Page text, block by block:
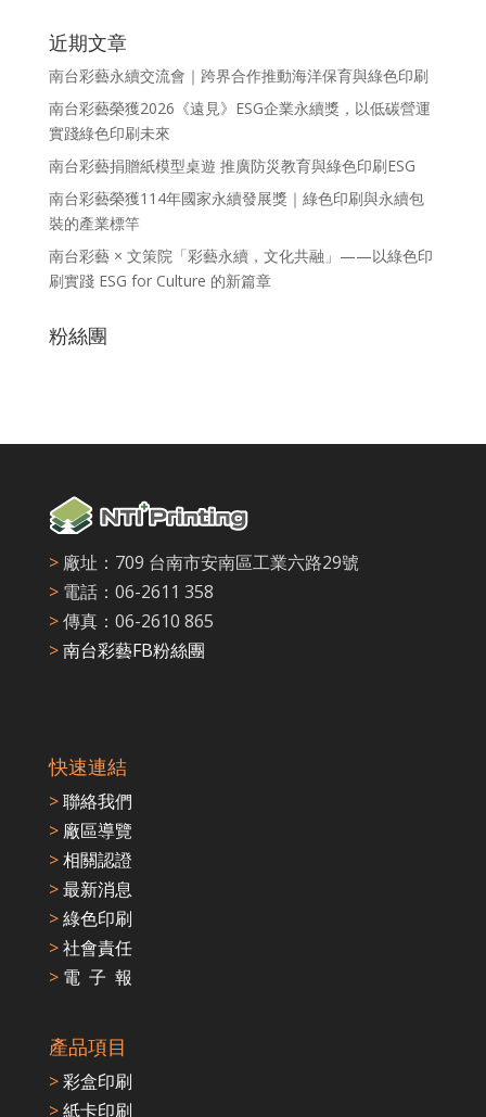
近期文章
南台彩藝永續交流會｜跨界合作推動海洋保育與綠色印刷
南台彩藝榮獲2026《遠見》ESG企業永續獎，以低碳營運
實踐綠色印刷未來
南台彩藝捐贈紙模型桌遊 推廣防災教育與綠色印刷ESG
南台彩藝榮獲114年國家永續發展獎｜綠色印刷與永續包
裝的產業標竿
南台彩藝 × 文策院「彩藝永續，文化共融」——以綠色印
刷實踐 ESG for Culture 的新篇章
粉絲團
> 廠址：709 台南市安南區工業六路29號
> 電話：06-2611 358
>傳真：06-2610 865
>南台彩藝FB粉絲團
快速連結
>聯絡我們
> 廠區導覽
>相關認證
>最新消息
>綠色印刷
>社會責任
> 電 子 報
產品項目
>彩盒印刷
>紙卡印刷